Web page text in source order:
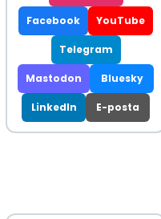
Facebook YouTube
Telegram
Mastodon Bluesky
LinkedIn E-posta